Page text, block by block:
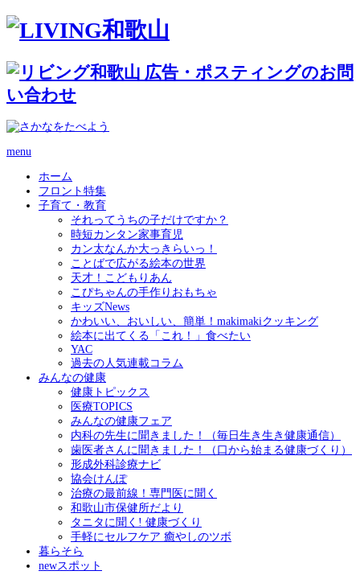
menu
ホーム
フロント特集
子育て・教育
それってうちの子だけですか？
時短カンタン家事育児
カン太なんか大っきらいっ！
ことばで広がる絵本の世界
天才！こどもりあん
こぴちゃんの手作りおもちゃ
キッズNews
かわいい、おいしい、簡単！makimakiクッキング
絵本に出てくる「これ！」食べたい
YAC
過去の人気連載コラム
みんなの健康
健康トピックス
医療TOPICS
みんなの健康フェア
内科の先生に聞きました！（毎日生き生き健康通信）
歯医者さんに聞きました！（口から始まる健康づくり）
形成外科診療ナビ
協会けんぽ
治療の最前線！専門医に聞く
和歌山市保健所だより
タニタに聞く! 健康づくり
手軽にセルフケア 癒やしのツボ
暮らそら
newスポット